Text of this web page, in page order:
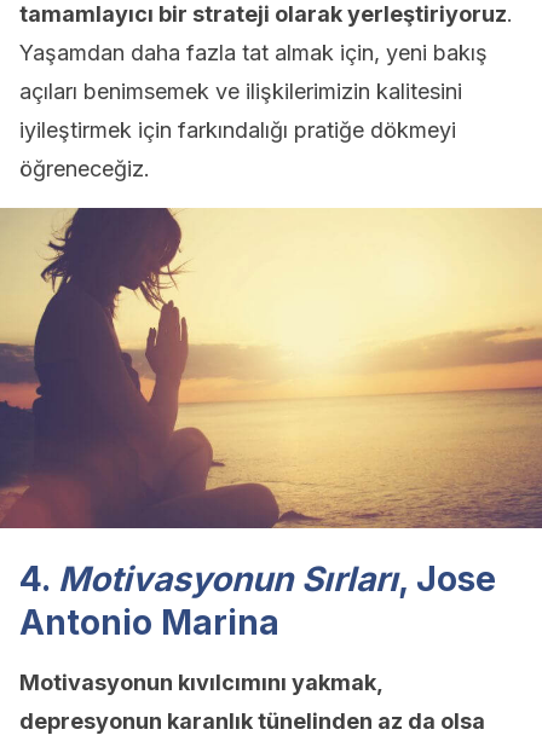
tamamlayıcı bir strateji olarak yerleştiriyoruz.
Yaşamdan daha fazla tat almak için, yeni bakış
açıları benimsemek ve ilişkilerimizin kalitesini
iyileştirmek için farkındalığı pratiğe dökmeyi
öğreneceğiz.
4. Motivasyonun Sırları, Jose
Antonio Marina
Motivasyonun kıvılcımını yakmak,
depresyonun karanlık tünelinden az da olsa